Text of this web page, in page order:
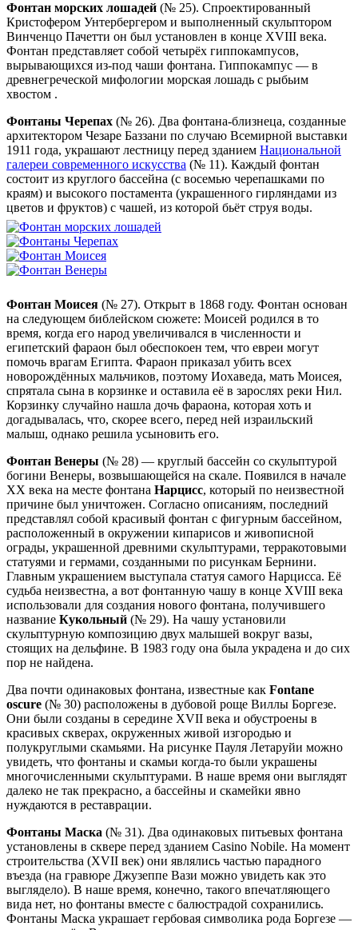
Фонтан морских лошадей (№ 25). Спроектированный
Кристофером Унтербергером и выполненный скульптором
Винченцо Пачетти он был установлен в конце XVIII века.
Фонтан представляет собой четырёх гиппокампусов,
вырывающихся из-под чаши фонтана. Гиппокампус — в
древнегреческой мифологии морская лошадь с рыбьим
хвостом .
Фонтаны Черепах (№ 26). Два фонтана-близнеца, созданные
архитектором Чезаре Баззани по случаю Всемирной выставки
1911 года, украшают лестницу перед зданием Национальной
галереи современного искусства (№ 11). Каждый фонтан
состоит из круглого бассейна (с восемью черепашками по
краям) и высокого постамента (украшенного гирляндами из
цветов и фруктов) с чашей, из которой бьёт струя воды.
Фонтан Моисея (№ 27). Открыт в 1868 году. Фонтан основан
на следующем библейском сюжете: Моисей родился в то
время, когда его народ увеличивался в численности и
египетский фараон был обеспокоен тем, что евреи могут
помочь врагам Египта. Фараон приказал убить всех
новорождённых мальчиков, поэтому Иохаведа, мать Моисея,
спрятала сына в корзинке и оставила её в зарослях реки Нил.
Корзинку случайно нашла дочь фараона, которая хоть и
догадывалась, что, скорее всего, перед ней израильский
малыш, однако решила усыновить его.
Фонтан Венеры (№ 28) — круглый бассейн со скульптурой
богини Венеры, возвышающейся на скале. Появился в начале
XX века на месте фонтана Нарцисс, который по неизвестной
причине был уничтожен. Согласно описаниям, последний
представлял собой красивый фонтан с фигурным бассейном,
расположенный в окружении кипарисов и живописной
ограды, украшенной древними скульптурами, терракотовыми
статуями и гермами, созданными по рисункам Бернини.
Главным украшением выступала статуя самого Нарцисса. Её
судьба неизвестна, а вот фонтанную чашу в конце XVIII века
использовали для создания нового фонтана, получившего
название Кукольный (№ 29). На чашу установили
скульптурную композицию двух малышей вокруг вазы,
стоящих на дельфине. В 1983 году она была украдена и до сих
пор не найдена.
Два почти одинаковых фонтана, известные как Fontane
oscure (№ 30) расположены в дубовой роще Виллы Боргезе.
Они были созданы в середине XVII века и обустроены в
красивых скверах, окруженных живой изгородью и
полукруглыми скамьями. На рисунке Пауля Летаруйи можно
увидеть, что фонтаны и скамьи когда-то были украшены
многочисленными скульптурами. В наше время они выглядят
далеко не так прекрасно, а бассейны и скамейки явно
нуждаются в реставрации.
Фонтаны Маска (№ 31). Два одинаковых питьевых фонтана
установлены в сквере перед зданием Casino Nobile. На момент
строительства (XVII век) они являлись частью парадного
въезда (на гравюре Джузеппе Вази можно увидеть как это
выглядело). В наше время, конечно, такого впечатляющего
вида нет, но фонтаны вместе с балюстрадой сохранились.
Фонтаны Маска украшает гербовая символика рода Боргезе —